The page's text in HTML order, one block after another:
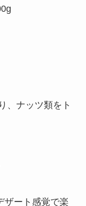
、ナッツ類をト
ザート感覚で楽